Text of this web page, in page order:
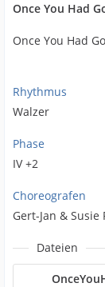
Once You Had
Once You Had
Rhythmus
Walzer
Phase
IV +2
Choreografen
Gert-Jan & Susie
Dateien